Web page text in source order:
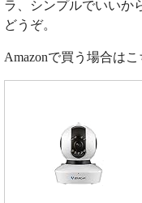
ラ、シンプルでいいか
どうぞ。
Amazonで買う場合はこ